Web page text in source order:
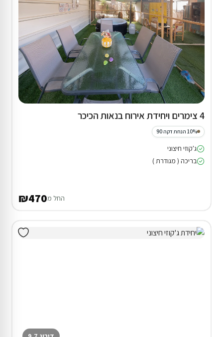
4 צימרים ויחידת אירוח בנאות הכיכר
10% הנחת דקה 90
ג'קוזי חיצוני
בריכה ( מגודרת )
החל מ₪470